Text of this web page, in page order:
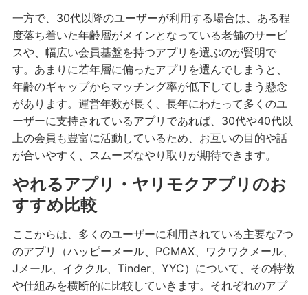
一方で、30代以降のユーザーが利用する場合は、ある程
度落ち着いた年齢層がメインとなっている老舗のサービ
スや、幅広い会員基盤を持つアプリを選ぶのが賢明で
す。あまりに若年層に偏ったアプリを選んでしまうと、
年齢のギャップからマッチング率が低下してしまう懸念
があります。運営年数が長く、長年にわたって多くのユ
ーザーに支持されているアプリであれば、30代や40代以
上の会員も豊富に活動しているため、お互いの目的や話
が合いやすく、スムーズなやり取りが期待できます。
やれるアプリ・ヤリモクアプリのお
すすめ比較
ここからは、多くのユーザーに利用されている主要な7つ
のアプリ（ハッピーメール、PCMAX、ワクワクメール、
Jメール、イククル、Tinder、YYC）について、その特徴
や仕組みを横断的に比較していきます。それぞれのアプ